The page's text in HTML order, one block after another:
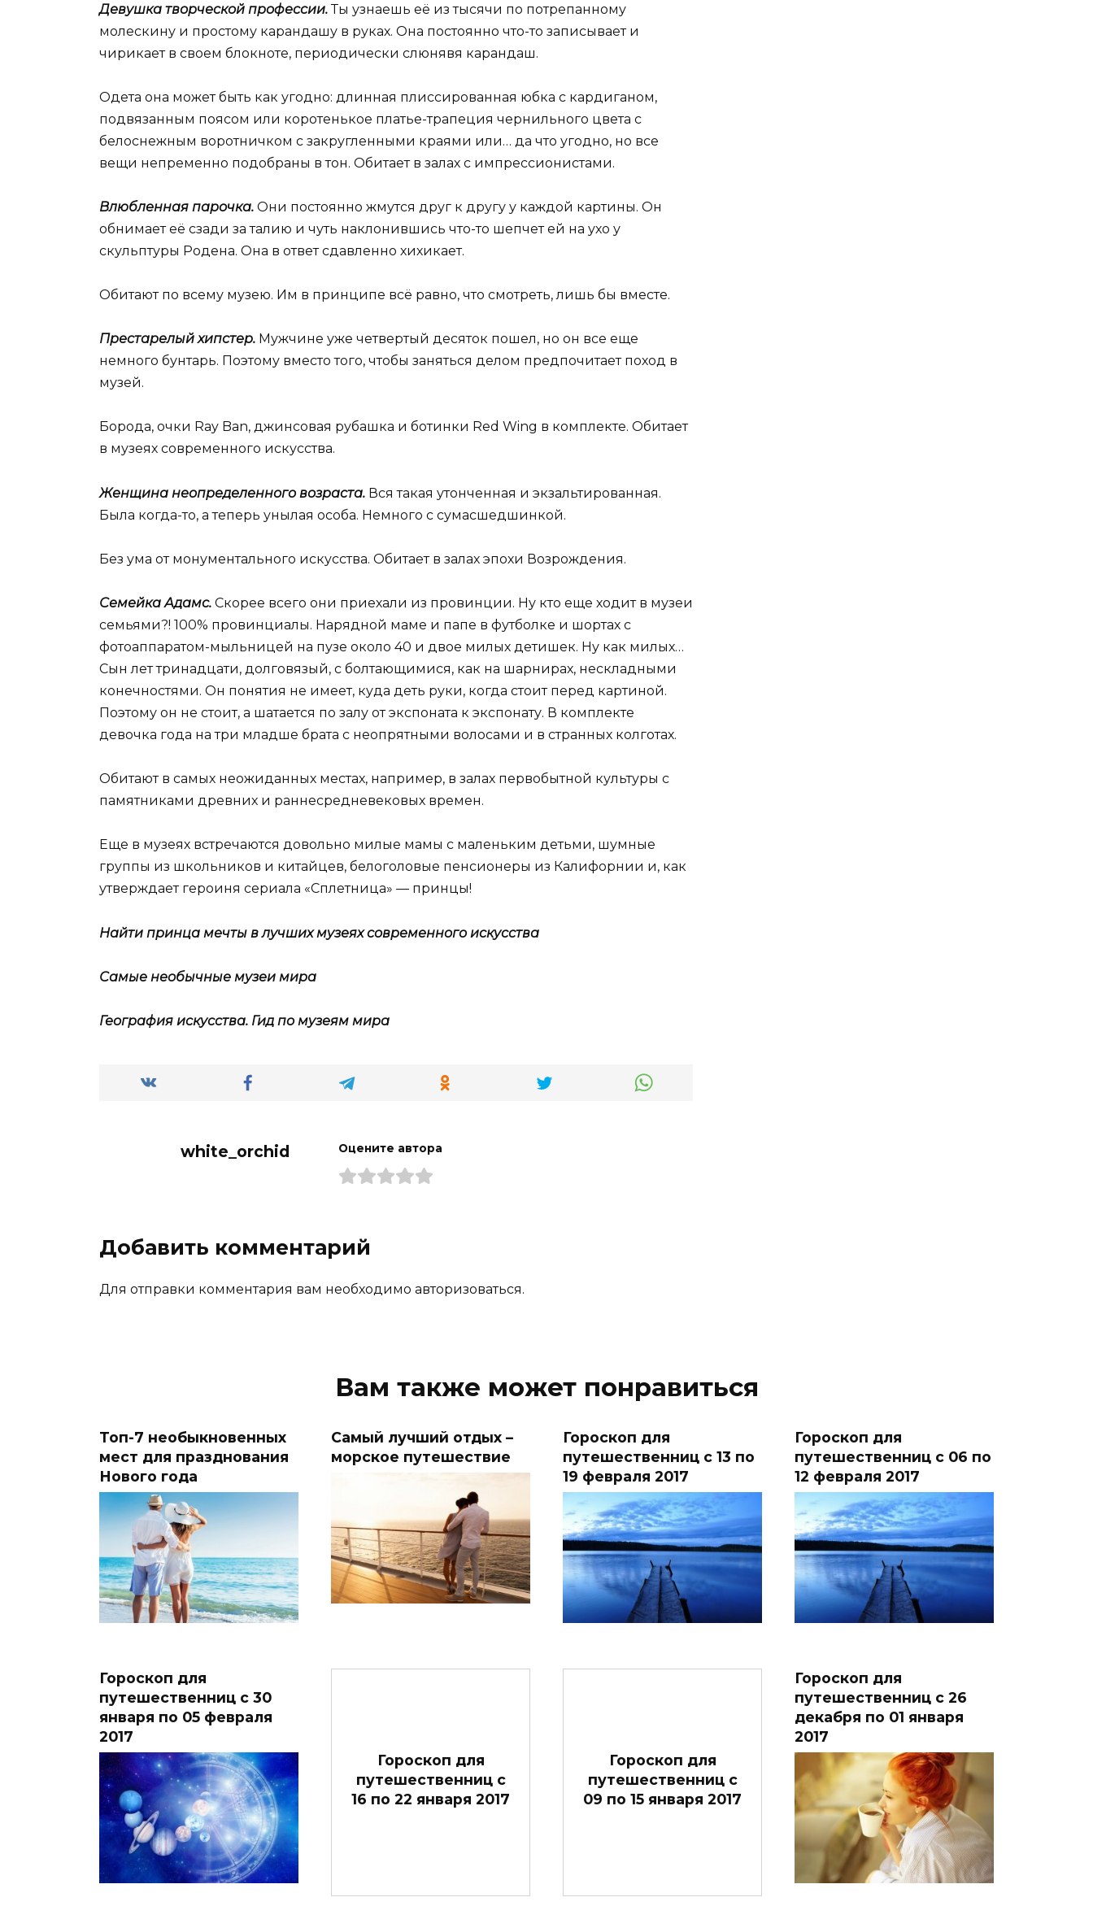
Девушка творческой профессии.Ты узнаешь её из тысячи по потрепанному
молескину и простому карандашу в руках. Она постоянно что-то записывает и
чирикает в своем блокноте, периодически слюнявя карандаш.
Одета она может быть как угодно: длинная плиссированная юбка с кардиганом,
подвязанным поясом или коротенькое платье-трапеция чернильного цвета с
белоснежным воротничком с закругленными краями или… да что угодно, но все
вещи непременно подобраны в тон. Обитает в залах с импрессионистами.
Влюбленная парочка. Они постоянно жмутся друг к другу у каждой картины. Он
обнимает её сзади за талию и чуть наклонившись что-то шепчет ей на ухо у
скульптуры Родена. Она в ответ сдавленно хихикает.
Обитают по всему музею. Им в принципе всё равно, что смотреть, лишь бы вместе.
Престарелый хипстер. Мужчине уже четвертый десяток пошел, но он все еще
немного бунтарь. Поэтому вместо того, чтобы заняться делом предпочитает поход в
музей.
Борода, очки Ray Ban, джинсовая рубашка и ботинки Red Wing в комплекте. Обитает
в музеях современного искусства.
Женщина неопределенного возраста. Вся такая утонченная и экзальтированная.
Была когда-то, а теперь унылая особа. Немного с сумасшедшинкой.
Без ума от монументального искусства. Обитает в залах эпохи Возрождения.
Семейка Адамс. Скорее всего они приехали из провинции. Ну кто еще ходит в музеи
семьями?! 100% провинциалы. Нарядной маме и папе в футболке и шортах с
фотоаппаратом-мыльницей на пузе около 40 и двое милых детишек. Ну как милых…
Сын лет тринадцати, долговязый, с болтающимися, как на шарнирах, нескладными
конечностями. Он понятия не имеет, куда деть руки, когда стоит перед картиной.
Поэтому он не стоит, а шатается по залу от экспоната к экспонату. В комплекте
девочка года на три младше брата с неопрятными волосами и в странных колготах.
Обитают в самых неожиданных местах, например, в залах первобытной культуры с
памятниками древних и раннесредневековых времен.
Еще в музеях встречаются довольно милые мамы с маленьким детьми, шумные
группы из школьников и китайцев, белоголовые пенсионеры из Калифорнии и, как
утверждает героиня сериала «Сплетница» — принцы!
Найти принца мечты в лучших музеях современного искусства
Самые необычные музеи мира
География искусства. Гид по музеям мира
white_orchid Оцените автора
Добавить комментарий
Для отправки комментария вам необходимо авторизоваться.
Вам также может понравиться
Топ-7 необыкновенных
мест для празднования
Нового года
Самый лучший отдых –
морское путешествие
Гороскоп для
путешественниц с 13 по
19 февраля 2017
Гороскоп для
путешественниц с 06 по
12 февраля 2017
Гороскоп для
путешественниц с 30
января по 05 февраля
2017
Гороскоп для
путешественниц с
16 по 22 января 2017
Гороскоп для
путешественниц с
09 по 15 января 2017
Гороскоп для
путешественниц с 26
декабря по 01 января
2017